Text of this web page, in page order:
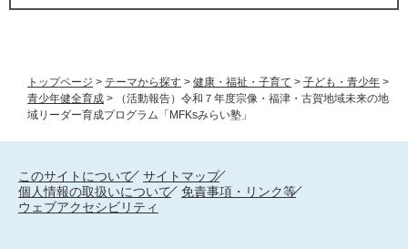
トップページ > テーマから探す > 健康・福祉・子育て > 子ども・青少年 >
青少年健全育成 >
（活動報告）令和７年度宗像・福津・古賀地域未来の地
域リーダー育成プログラム「MFKsみらい塾」
このサイトについて
サイトマップ
個人情報の取扱いについて
免責事項・リンク等
ウェブアクセシビリティ